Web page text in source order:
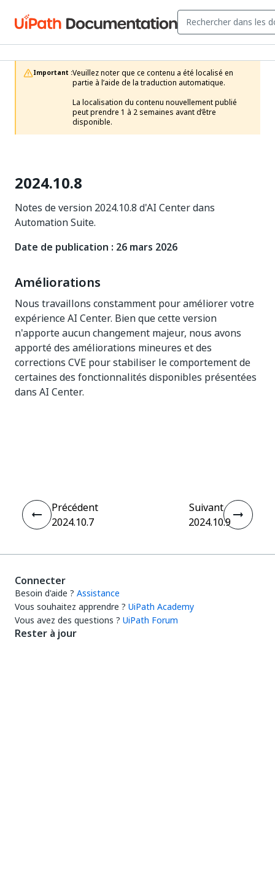
Important :Veuillez noter que ce contenu a été localisé en
partie à l’aide de la traduction automatique.
La localisation du contenu nouvellement publié
peut prendre 1 à 2 semaines avant d’être
disponible.
2024.10.8
Notes de version 2024.10.8 d'AI Center dans
Automation Suite.
Date de publication : 26 mars 2026
Améliorations
Nous travaillons constamment pour améliorer votre
expérience AI Center. Bien que cette version
n'apporte aucun changement majeur, nous avons
apporté des améliorations mineures et des
corrections CVE pour stabiliser le comportement de
certaines des fonctionnalités disponibles présentées
dans AI Center.
Précédent
2024.10.7
Suivant
2024.10.9
Connecter
Besoin d'aide ? Assistance
Vous souhaitez apprendre ? UiPath Academy
Vous avez des questions ? UiPath Forum
Rester à jour